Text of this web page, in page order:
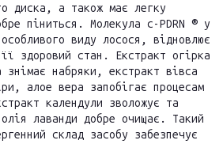
диска, а також має легку
піниться. Молекула c-PDRN ® у
виду лосося, відновлює
здоровий стан. Екстракт огірка
набряки, екстракт вівса
алое вера запобігає процесам
календули зволожує та
лаванди добре очищає. Такий
склад засобу забезпечує